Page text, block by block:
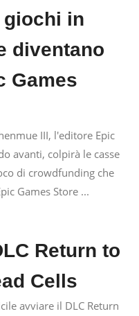
in
diventano
Games
III, l'editore Epic
avanti, colpirà le casse
di crowdfunding che
Games Store ...
Return to
Cells
avviare il DLC Return